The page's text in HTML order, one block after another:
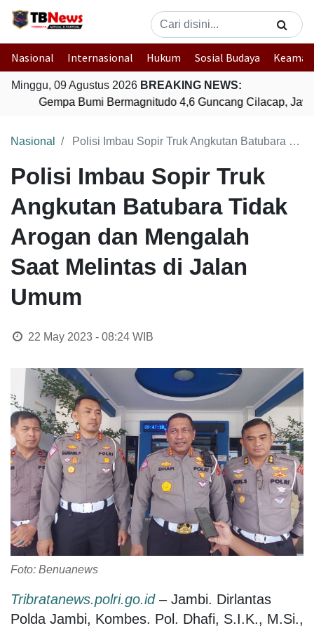
Nasional Internasional Hukum Sosial Budaya
Minggu, 09 Agustus 2026 BREAKING NEWS:
Gempa Bumi Bermagnitudo 4,6 Guncang Cilacap, Jawa
Nasional Polisi Imbau Sopir Truk Angkutan Batubara Tidak Arogan dan Mengalah Saat Melintas di Jalan Umum
Polisi Imbau Sopir Truk
Angkutan Batubara Tidak
Arogan dan Mengalah
Saat Melintas di Jalan
Umum
22 May 2023 - 08:24WIB
Foto: Benuanews
Tribratanews.polri.go.id– Jambi. Dirlantas
Polda Jambi, Kombes. Pol. Dhafi, S.I.K., M.Si.,